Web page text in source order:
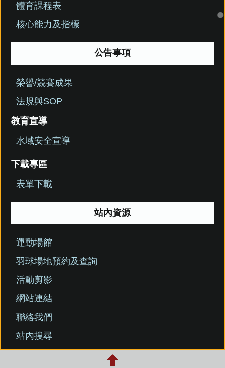
體育課程表
核心能力及指標
公告事項
榮譽/競賽成果
法規與SOP
教育宣導
水域安全宣導
下載專區
表單下載
站內資源
運動場館
羽球場地預約及查詢
活動剪影
網站連結
聯絡我們
站內搜尋